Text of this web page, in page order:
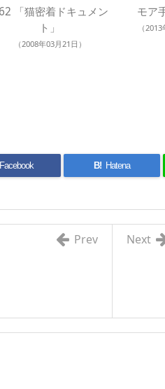
「猫密着ドキュメン
ト」
（2008年03月21日）
モア
（
Facebook B! Hatena
Next
Prev